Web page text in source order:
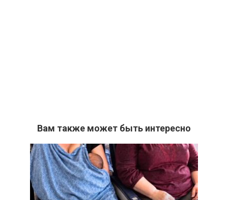
Вам также может быть интересно